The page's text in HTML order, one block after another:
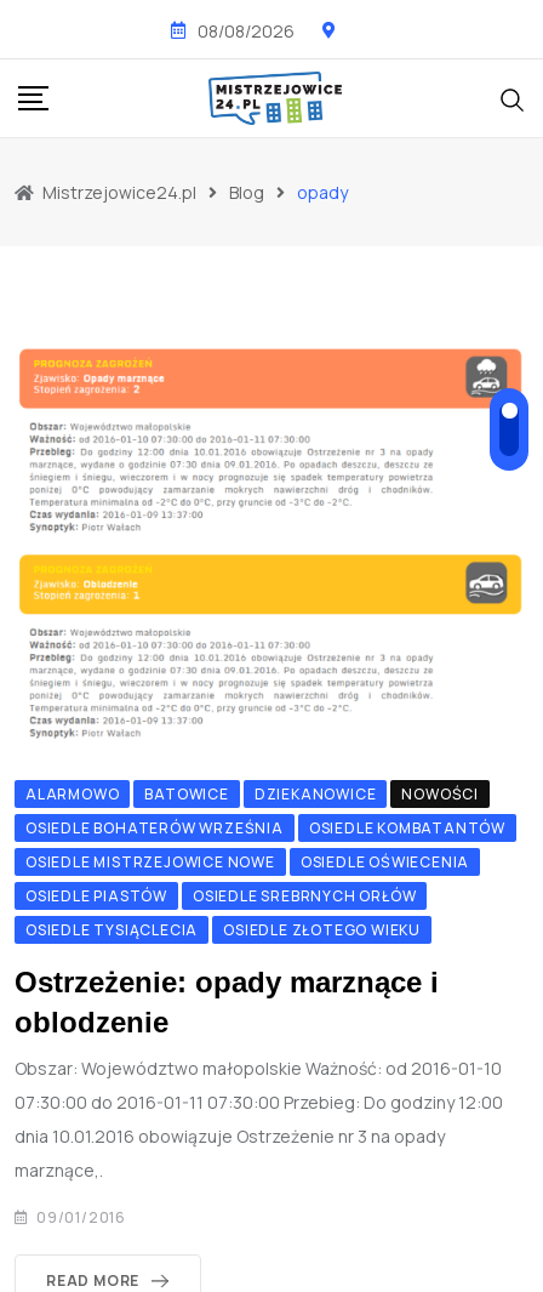
content
08/08/2026
Mistrzejowice24.pl Blog opady
ALARMOWO BATOWICE DZIEKANOWICE
NOWOŚCI
OSIEDLE BOHATERÓW WRZEŚNIA
OSIEDLE KOMBATANTÓW
OSIEDLE MISTRZEJOWICE NOWE
OSIEDLE OŚWIECENIA
OSIEDLE PIASTÓW
OSIEDLE SREBRNYCH ORŁÓW
OSIEDLE TYSIĄCLECIA
OSIEDLE ZŁOTEGO WIEKU
Ostrzeżenie: opady marznące i
oblodzenie
Obszar: Województwo małopolskie Ważność: od 2016-01-10
07:30:00 do 2016-01-11 07:30:00 Przebieg: Do godziny 12:00
dnia 10.01.2016 obowiązuje Ostrzeżenie nr 3 na opady
marznące,.
09/01/2016
READ MORE